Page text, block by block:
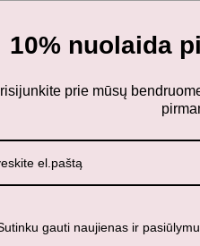
10% nuolaida
prie mūsų
gauti naujienas ir